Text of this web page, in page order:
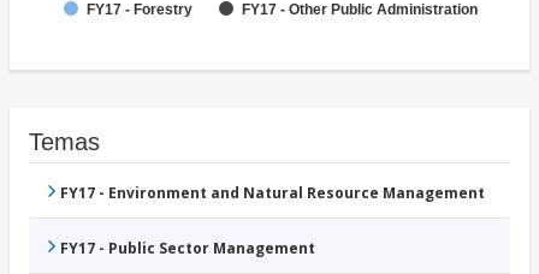
FY17 - Forestry FY17 - Other Public Administration
Temas
FY17 - Environment and Natural Resource Management
FY17 - Public Sector Management